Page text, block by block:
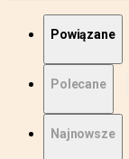
Powiązane
Polecane
Najnowsze